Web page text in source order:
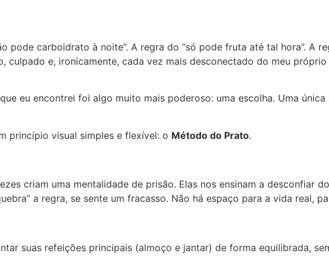
carboidrato à noite”. A regra do “só pode fruta até tal hora”. A
culpado e, ironicamente, cada vez mais desconectado do meu
eu encontrei foi algo muito mais poderoso: uma escolha. Uma
princípio visual simples e flexível: o Método do Prato.
criam uma mentalidade de prisão. Elas nos ensinam a desconfiar
a regra, se sente um fracasso. Não há espaço para a vida real,
suas refeições principais (almoço e jantar) de forma equilibrada,